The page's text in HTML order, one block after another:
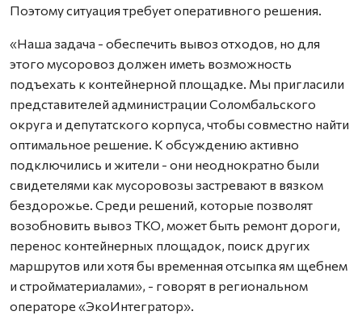
Поэтому ситуация требует оперативного решения.
«Наша задача - обеспечить вывоз отходов, но для
этого мусоровоз должен иметь возможность
подъехать к контейнерной площадке. Мы пригласили
представителей администрации Соломбальского
округа и депутатского корпуса, чтобы совместно найти
оптимальное решение. К обсуждению активно
подключились и жители - они неоднократно были
свидетелями как мусоровозы застревают в вязком
бездорожье. Среди решений, которые позволят
возобновить вывоз ТКО, может быть ремонт дороги,
перенос контейнерных площадок, поиск других
маршрутов или хотя бы временная отсыпка ям щебнем
и стройматериалами», - говорят в региональном
операторе «ЭкоИнтегратор».